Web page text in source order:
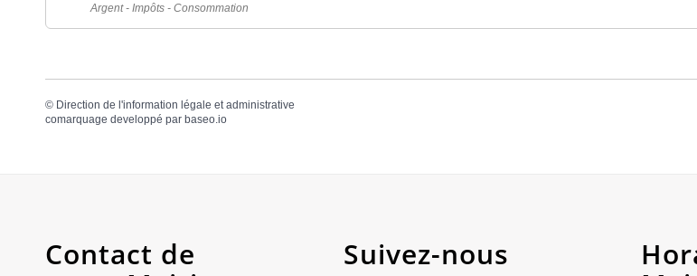
Argent - Impôts - Consommation
© Direction de l'information légale et administrative
comarquage developpé par baseo.io
Contact de
Suivez-nous